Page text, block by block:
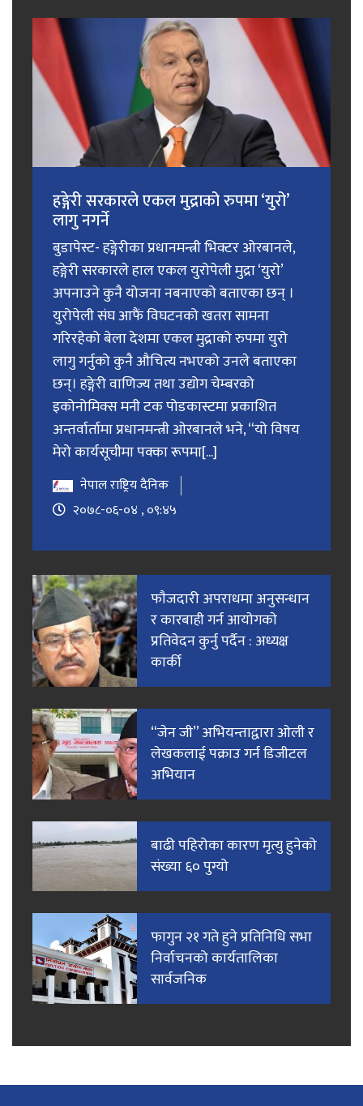
हङ्गेरी सरकारले एकल मुद्राको रुपमा ‘युरो’
लागु नगर्ने
बुडापेस्ट- हङ्गेरीका प्रधानमन्त्री भिक्टर ओरबानले,
हङ्गेरी सरकारले हाल एकल युरोपेली मुद्रा ‘युरो’
अपनाउने कुनै योजना नबनाएको बताएका छन् ।
युरोपेली संघ आफैं विघटनको खतरा सामना
गरिरहेको बेला देशमा एकल मुद्राको रुपमा युरो
लागु गर्नुको कुनै औचित्य नभएको उनले बताएका
छन्। हङ्गेरी वाणिज्य तथा उद्योग चेम्बरको
इकोनोमिक्स मनी टक पोडकास्टमा प्रकाशित
अन्तर्वार्तामा प्रधानमन्त्री ओरबानले भने, “यो विषय
मेरो कार्यसूचीमा पक्का रूपमा[...]
नेपाल राष्ट्रिय दैनिक
२०७८-०६-०४ , ०९:४५
फाैजदारी अपराधमा अनुसन्धान
र कारबाही गर्न आयाेगकाे
प्रतिवेदन कुर्नु पर्दैन : अध्यक्ष
कार्की
“जेन जी” अभियन्ताद्वारा ओली र
लेखकलाई पक्राउ गर्न डिजीटल
अभियान
बाढी पहिरोका कारण मृत्यु हुनेको
संख्या ६० पुग्यो
फागुन २१ गते हुने प्रतिनिधि सभा
निर्वाचनको कार्यतालिका
सार्वजनिक